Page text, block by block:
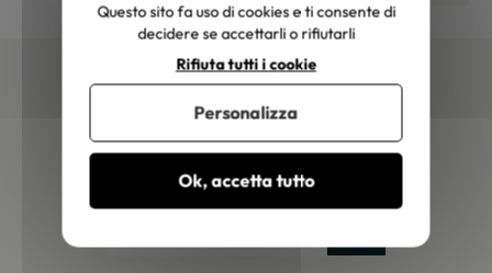
Newsletter
Iscriviti e ricevi tutte le nostre grandi offerte!
Questo sito fa uso di cookies e ti consente di
decidere se accettarli o rifiutarli
Ok, accetta tutto
Rifiuta tutti i cookie
Personalizza